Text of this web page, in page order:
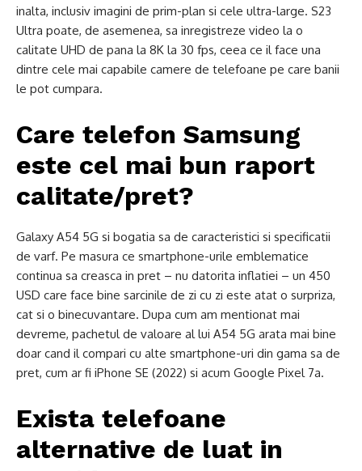
inalta, inclusiv imagini de prim-plan si cele ultra-large. S23
Ultra poate, de asemenea, sa inregistreze video la o
calitate UHD de pana la 8K la 30 fps, ceea ce il face una
dintre cele mai capabile camere de telefoane pe care banii
le pot cumpara.
Care telefon Samsung
este cel mai bun raport
calitate/pret?
Galaxy A54 5G si bogatia sa de caracteristici si specificatii
de varf. Pe masura ce smartphone-urile emblematice
continua sa creasca in pret – nu datorita inflatiei – un 450
USD care face bine sarcinile de zi cu zi este atat o surpriza,
cat si o binecuvantare. Dupa cum am mentionat mai
devreme, pachetul de valoare al lui A54 5G arata mai bine
doar cand il compari cu alte smartphone-uri din gama sa de
pret, cum ar fi iPhone SE (2022) si acum Google Pixel 7a.
Exista telefoane
alternative de luat in